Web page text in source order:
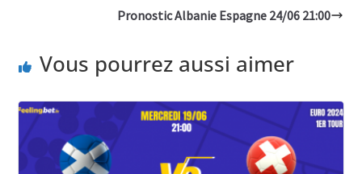
Pronostic Albanie Espagne 24/06 21:00
Vous pourrez aussi aimer